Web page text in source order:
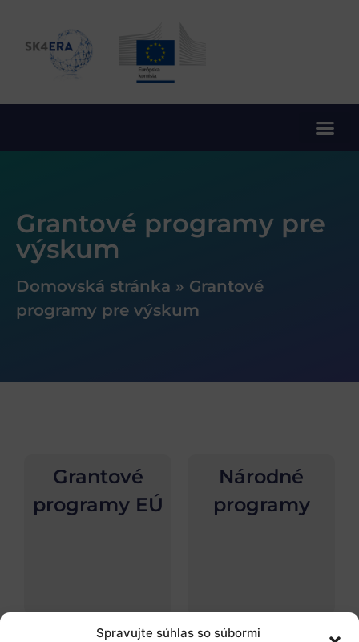
Spravujte súhlas so súbormi
Grantové programy pre
výskum
Domovská stránka » Grantové
programy pre výskum
Grantové
programy EÚ
Národné
programy